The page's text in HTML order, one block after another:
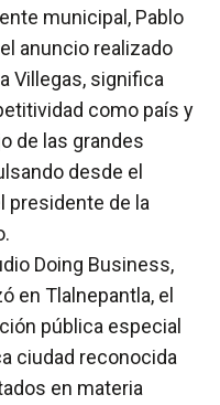
municipal, Pablo
anuncio realizado
Villegas, significa
como país y
de las grandes
desde el
presidente de la
Doing Business,
en Tlalnepantla, el
pública especial
ciudad reconocida
en materia